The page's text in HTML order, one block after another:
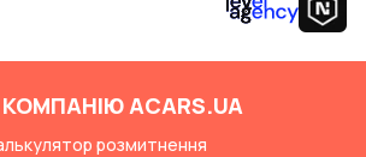
ACARS.UA
розмитнення